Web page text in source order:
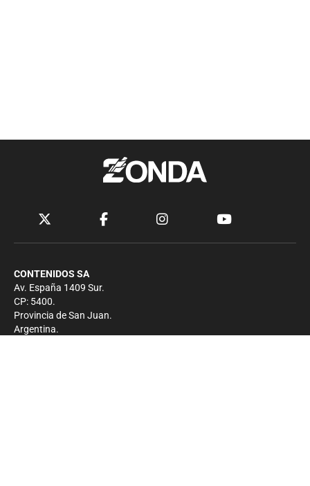
CONTENIDOS SA
Av. España 1409 Sur.
CP: 5400.
Provincia de San Juan.
Argentina.